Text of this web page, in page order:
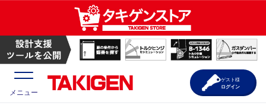
メニュー
ゲスト様
ログイン